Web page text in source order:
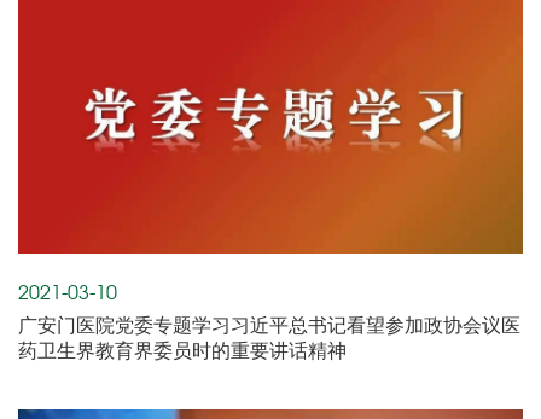
2021-03-10
广安门医院党委专题学习习近平总书记看望参加政协会议医
药卫生界教育界委员时的重要讲话精神